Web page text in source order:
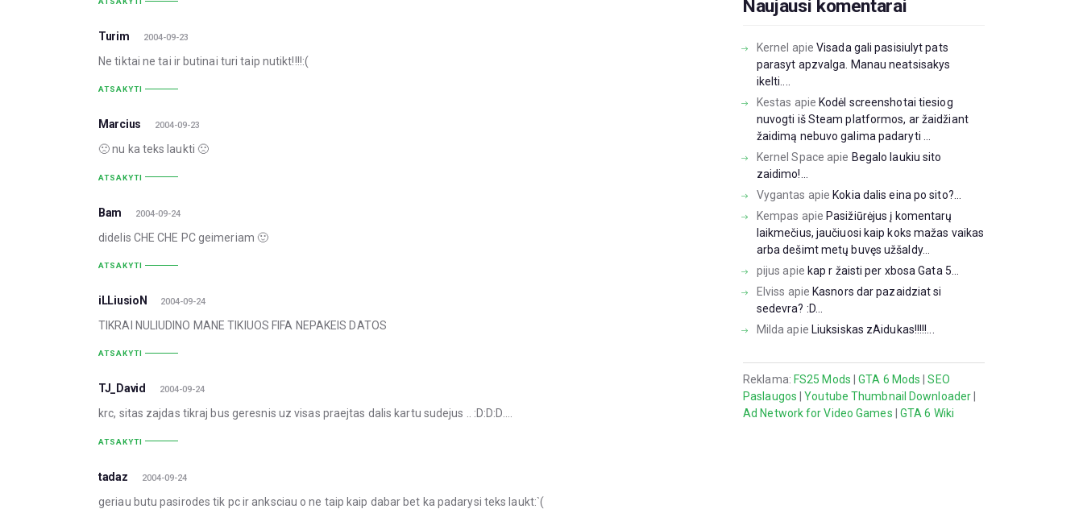
Turim 2004-09-23
Ne tiktai ne tai ir butinai turi taip nutikt!!!!:(
ATSAKYTI
Marcius 2004-09-23
🙁 nu ka teks laukti 🙁
ATSAKYTI
Bam 2004-09-24
didelis CHE CHE PC geimeriam 🙂
ATSAKYTI
iLLiusioN 2004-09-24
TIKRAI NULIUDINO MANE TIKIUOS FIFA NEPAKEIS DATOS
ATSAKYTI
TJ_David 2004-09-24
krc, sitas zajdas tikraj bus geresnis uz visas praejtas dalis kartu sudejus .. :D:D:D….
ATSAKYTI
tadaz 2004-09-24
geriau butu pasirodes tik pc ir anksciau o ne taip kaip dabar bet ka padarysi teks laukt:`(
Naujausi komentarai
Kernel apieVisada gali pasisiulyt pats
parasyt apzvalga. Manau neatsisakys
ikelti....
Kestas apie Kodėl screenshotai tiesiog
nuvogti iš Steam platformos, ar žaidžiant
žaidimą nebuvo galima padaryti ...
Kernel Space apie Begalo laukiu sito
zaidimo!...
Vygantas apie Kokia dalis eina po sito?...
Kempas apie Pasižiūrėjus į komentarų
laikmečius, jaučiuosi kaip koks mažas vaikas
arba dešimt metų buvęs užšaldy...
pijus apie kap r žaisti per xbosa Gata 5...
Elviss apie Kasnors dar pazaidziat si
sedevra? :D...
Milda apie Liuksiskas zAidukas!!!!!...
Reklama: FS25 Mods |GTA 6 Mods |SEO
Paslaugos |Youtube Thumbnail Downloader
Ad Network for Video Games
GTA 6 Wiki